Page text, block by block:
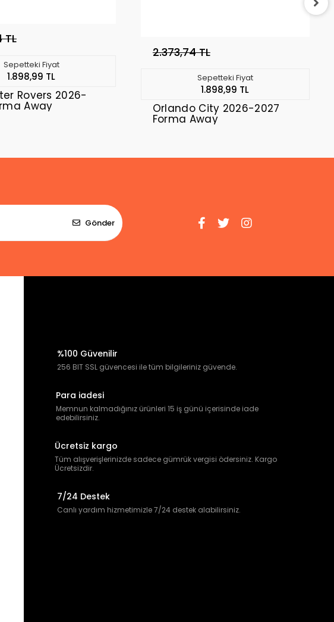
TL
Sepetteki Fiyat
1.898,99 TL
Rovers 2026-
Away
2.373,74 TL
Sepetteki Fiyat
1.898,99 TL
Orlando City 2026-2027
Forma Away
Gönder
%100 Güvenilir
256 BIT SSL güvencesi ile tüm bilgileriniz güvende.
Para iadesi
Memnun kalmadığınız ürünleri 15 iş günü içerisinde iade
edebilirsiniz.
Ücretsiz kargo
Tüm alışverişlerinizde sadece gümrük vergisi ödersiniz. Kargo
Ücretsizdir.
7/24 Destek
Canlı yardım hizmetimizle 7/24 destek alabilirsiniz.